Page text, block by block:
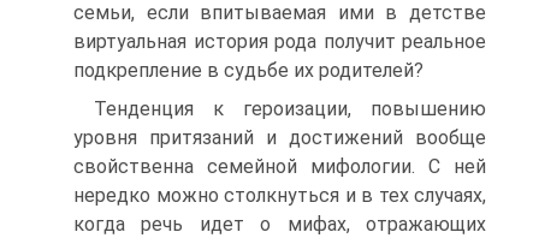
семьи, если впитываемая ими в детстве
виртуальная история рода получит реальное
подкрепление в судьбе их родителей?
Тенденция к героизации, повышению
уровня притязаний и достижений вообще
свойственна семейной мифологии. С ней
нередко можно столкнуться и в тех случаях,
когда речь идет о мифах, отражающих